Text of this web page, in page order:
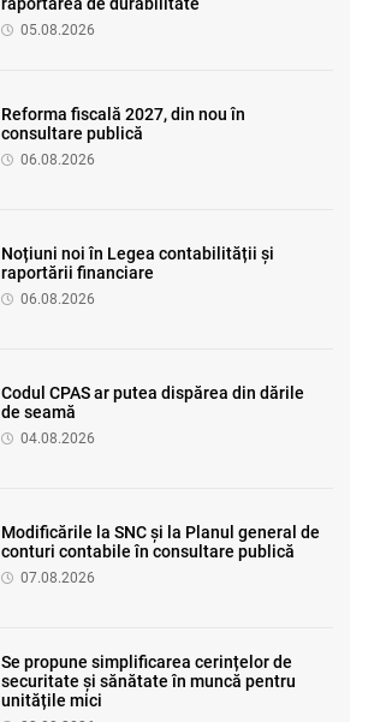
05.08.2026
Reforma fiscală 2027, din nou în
consultare publică
06.08.2026
Noțiuni noi în Legea contabilității și
raportării financiare
06.08.2026
Codul CPAS ar putea dispărea din dările
de seamă
04.08.2026
Modificările la SNC și la Planul general de
conturi contabile în consultare publică
07.08.2026
Se propune simplificarea cerințelor de
securitate și sănătate în muncă pentru
unitățile mici